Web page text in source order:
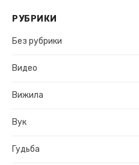
РУБРИКИ
Без рубрики
Видео
Вижила
Вук
Гудьба